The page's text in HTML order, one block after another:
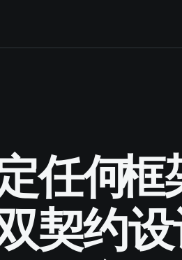
何
契约